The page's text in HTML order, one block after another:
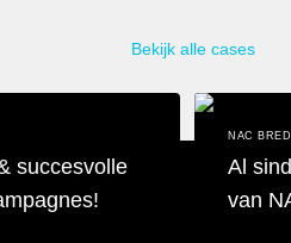
Bekijk alle cases
succesvolle
NAC
Al
van